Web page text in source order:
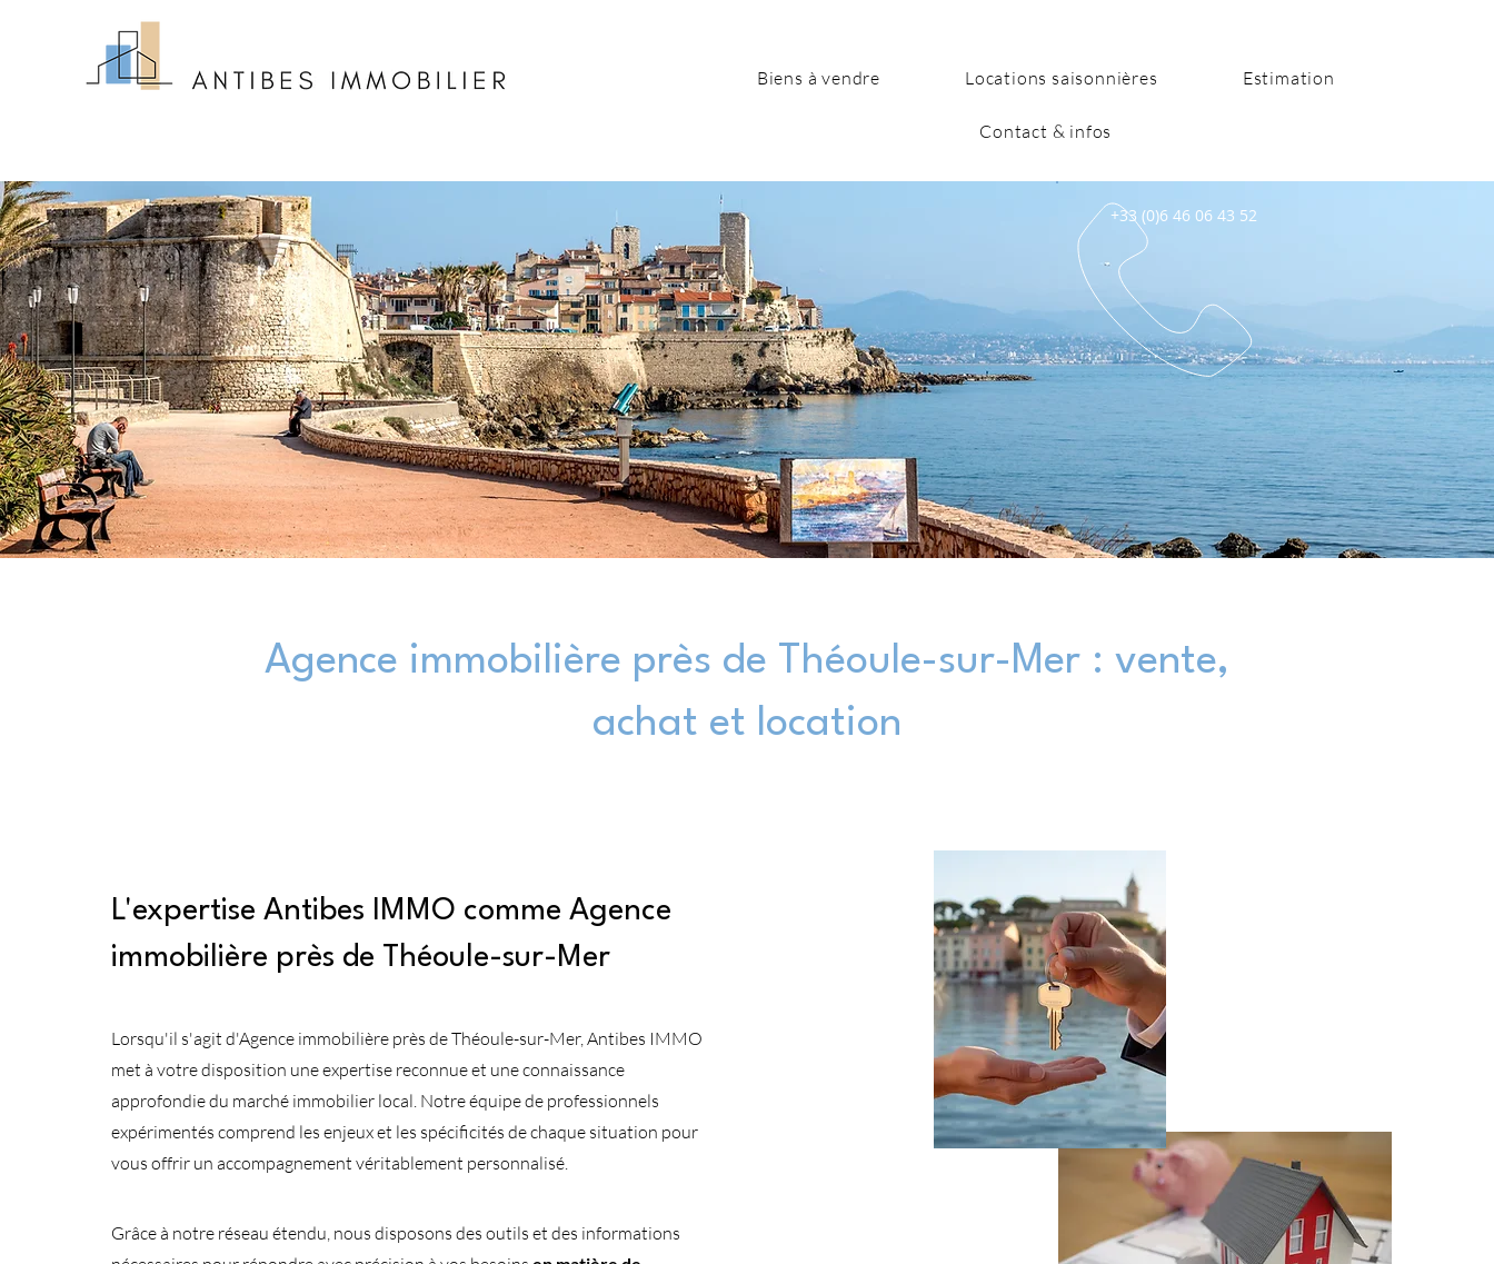
Biens à vendre Locations saisonnières Estimation
Contact & infos
+33 (0)6 46 06 43 52
Agence immobilière près de Théoule-sur-Mer : vente,
achat et location
L'expertise Antibes IMMO comme Agence
immobilière près de Théoule-sur-Mer
Lorsqu'il s'agit d'Agence immobilière près de Théoule-sur-Mer, Antibes IMMO
met à votre disposition une expertise reconnue et une connaissance
approfondie du marché immobilier local. Notre équipe de professionnels
expérimentés comprend les enjeux et les spécificités de chaque situation pour
vous offrir un accompagnement véritablement personnalisé.
Grâce à notre réseau étendu, nous disposons des outils et des informations